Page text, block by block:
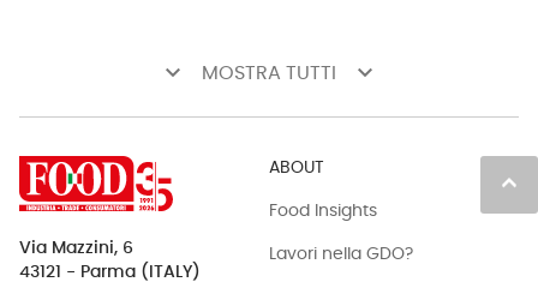
keyboard_arrow_down MOSTRA TUTTI keyboard_arrow_down
keyboard_arrow_up
Via Mazzini, 6
43121 - Parma (ITALY)
ABOUT
Food Insights
Lavori nella GDO?